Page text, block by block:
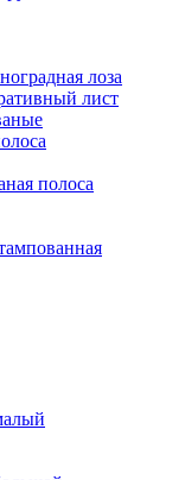
лоза
лист
полоса